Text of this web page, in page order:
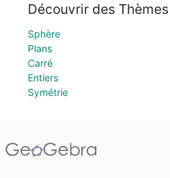
Découvrir des Thèmes
Sphère
Plans
Carré
Entiers
Symétrie